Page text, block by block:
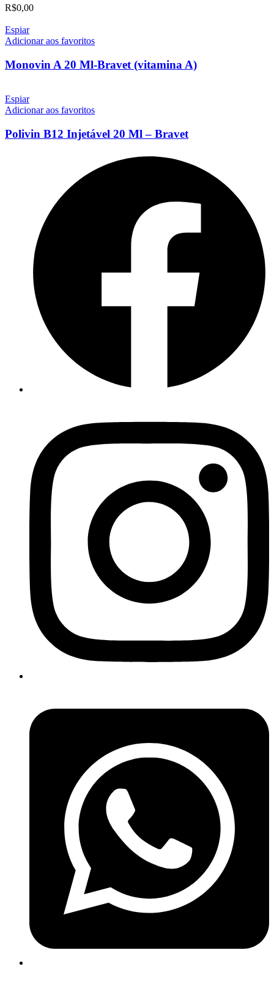
R$0,00
Espiar
Adicionar aos favoritos
Monovin A 20 Ml-Bravet (vitamina A)
Espiar
Adicionar aos favoritos
Polivin B12 Injetável 20 Ml – Bravet